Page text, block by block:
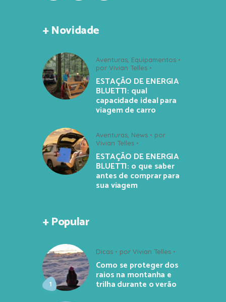
+ Novidade
Aventuras Equipamentos
por Vivian Telles
ESTAÇÃO DE ENERGIA
BLUETTI: qual
capacidade ideal para
viagem de carro
Aventuras News
por
Vivian Telles
ESTAÇÃO DE ENERGIA
BLUETTI: o que saber
antes de comprar para
sua viagem
+ Popular
Dicas por Vivian Telles
Como se proteger dos
raios na montanha e
trilha durante o verão